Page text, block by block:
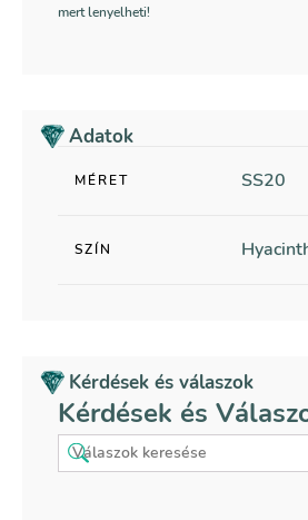
mert lenyelheti!
Adatok
MÉRET SS20
SZÍN
Kérdések és válaszok
Kérdések és